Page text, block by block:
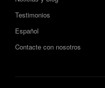
Testimonios
Español
Contacte con nosotros